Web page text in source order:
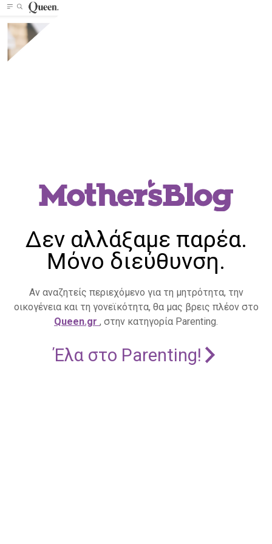
Δεν αλλάξαμε παρέα.
Μόνο διεύθυνση.
Αν αναζητείς περιεχόμενο για τη μητρότητα, την
οικογένεια και τη γονεϊκότητα, θα μας βρεις πλέον στο
Queen.gr , στην κατηγορία Parenting.
Έλα στο Parenting!